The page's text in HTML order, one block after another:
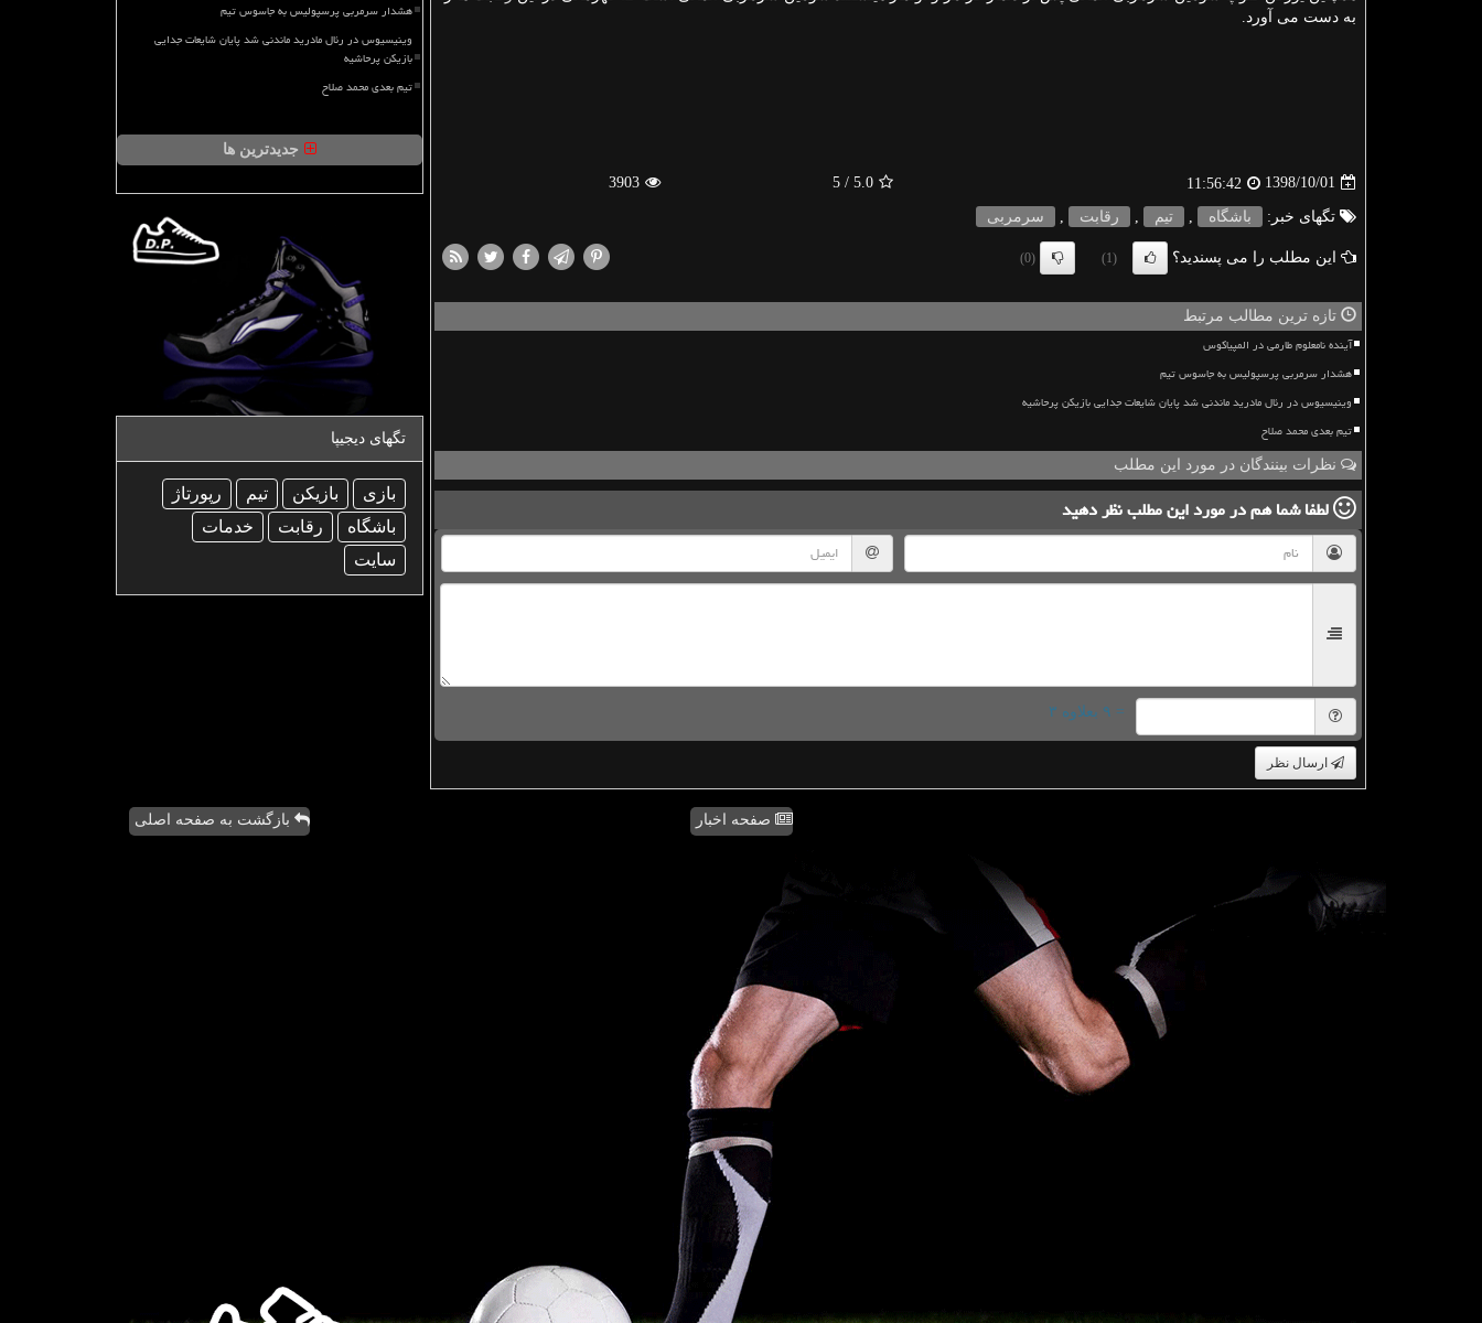
به دست می آورد.
1398/10/01
11:56:42
5.0
/ 5
3903
تگهای خبر: باشگاه تیم رقابت سرمربی
این مطلب را می پسندید؟ (1)
(0)
تازه ترین مطالب مرتبط
آینده نامعلوم طارمی در المپیاکوس
هشدار سرمربی پرسپولیس به جاسوس تیم
وینیسیوس در رئال مادرید ماندنی شد پایان شایعات جدایی بازیکن پرحاشیه
تیم بعدی محمد صلاح
نظرات بینندگان در مورد این مطلب
لطفا شما همدر مورد این مطلبنظر دهید
= ۹ بعلاوه ۳
ارسال نظر
هشدار سرمربی پرسپولیس به جاسوس تیم
وینیسیوس در رئال مادرید ماندنی شد پایان شایعات جدایی
بازیکن پرحاشیه
تیم بعدی محمد صلاح
جدیدترین ها
تگهای دیجیپا
بازی بازیكن تیم
رپورتاژ
باشگاه
رقابت
خدمات
سایت
صفحه اخبار بازگشت به صفحه اصلی